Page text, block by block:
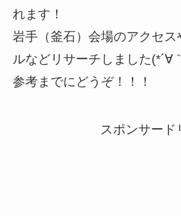
れます！
岩手（釜石）会場のアクセ
ルなどリサーチしました(*´∀
参考までにどうぞ！！！
スポンサード